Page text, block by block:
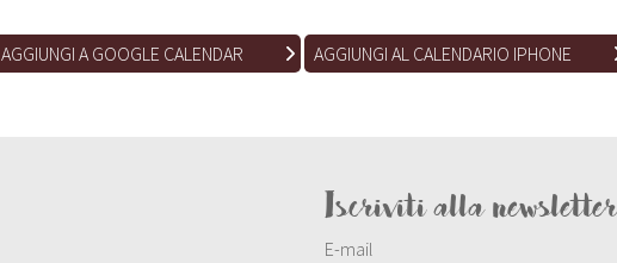
AGGIUNGI A GOOGLE CALENDAR AGGIUNGI AL CALENDARIO IPHONE
Iscriviti alla newsletter
E-mail